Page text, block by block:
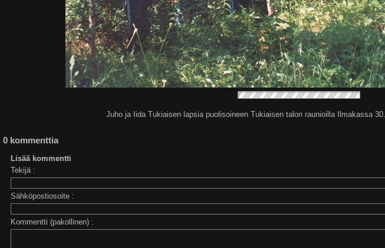
Juho ja Iida Tukiaisen lapsia puolisoineen Tukiaisen talon raunioilla Ilmakassa
0 kommenttia
Lisää kommentti
Tekijä :
Sähköpostiosoite :
Kommentti (pakollinen) :